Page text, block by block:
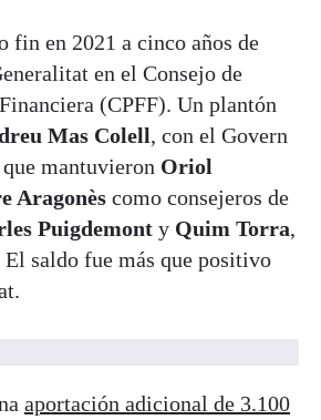
fin en 2021 a cinco años de
en el Consejo de
(CPFF). Un plantón
Mas Colell, con el Govern
mantuvieron Oriol
Aragonès como consejeros de
Puigdemont y Quim Torra,
saldo fue más que positivo
aportación adicional de 3.100